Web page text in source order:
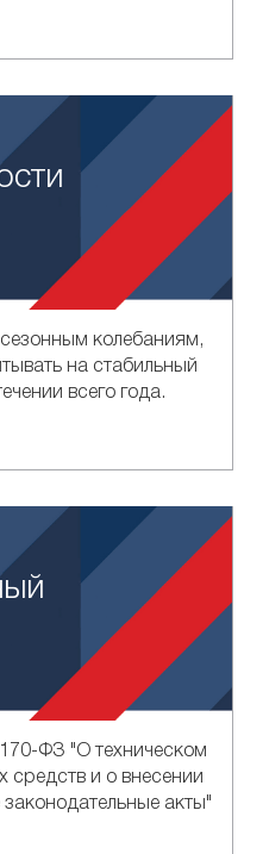
колебаниям,
на стабильный
всего года.
ФЗ "О техническом
средств и о внесении
акты"